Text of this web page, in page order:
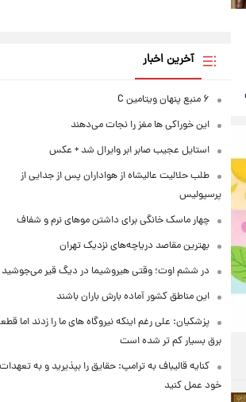
آخرین اخبار
۶ منبع پنهان ویتامین C
این خوراکی ها مغز را نجات می‌دهند
استایل عجیب صابر ابر وایرال شد + عکس
طلب حلالیت عالیشاه از هواداران پس از جدایی از
پرسپولیس
چهار ماسک خانگی برای داشتن موهای نرم و شفاف
بهترین مقاصد دریاچه‌های نزدیک تهران
در ششم اوت؛ وقتی هیروشیما در دیگ قیر می‌جوشید
این مناطق کشور آماده بارش باران باشند
پزشکیان: علی رغم اینکه نیروگاه های ما را زدند اما
برق بسیار کم تر شده است
کنایه قالیباف به ترامپ: حقایق را بپذیرید و به تعهدات
خود عمل کنید